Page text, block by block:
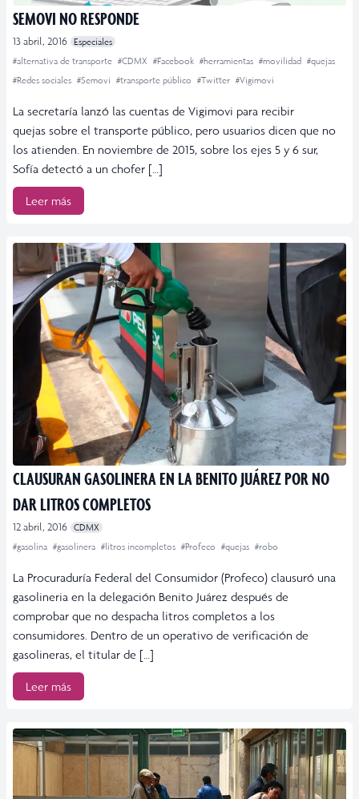
SEMOVI NO RESPONDE
13 abril, 2016 Especiales
#alternativa de transporte #CDMX #Facebook #herramientas #movilidad #quejas
#Redes sociales #Semovi #transporte público #Twitter #Vigimovi
La secretaría lanzó las cuentas de Vigimovi para recibir
quejas sobre el transporte público, pero usuarios dicen que no
los atienden. En noviembre de 2015, sobre los ejes 5 y 6 sur,
Sofía detectó a un chofer […]
Leer más
CLAUSURAN GASOLINERA EN LA BENITO JUÁREZ POR NO
DAR LITROS COMPLETOS
12 abril, 2016 CDMX
#gasolina #gasolinera #litros incompletos #Profeco #quejas #robo
La Procuraduría Federal del Consumidor (Profeco) clausuró una
gasolineria en la delegación Benito Juárez después de
comprobar que no despacha litros completos a los
consumidores. Dentro de un operativo de verificación de
gasolineras, el titular de […]
Leer más